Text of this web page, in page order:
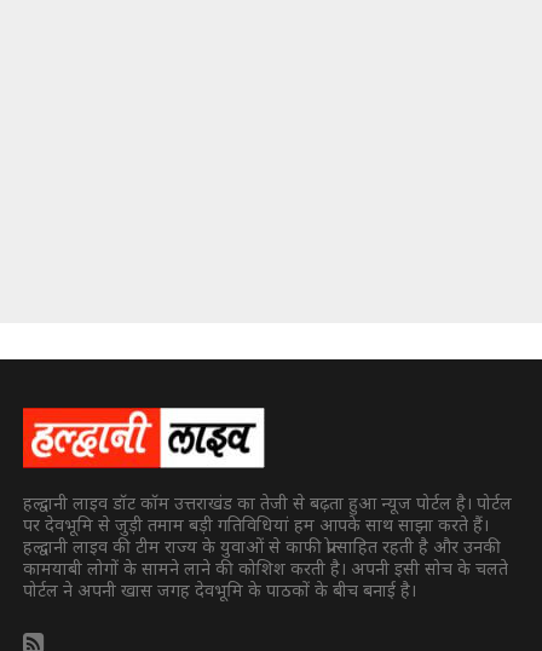
हल्द्वानी लाइव डॉट कॉम उत्तराखंड का तेजी से बढ़ता हुआ न्यूज पोर्टल है। पोर्टल
पर देवभूमि से जुड़ी तमाम बड़ी गतिविधियां हम आपके साथ साझा करते हैं।
हल्द्वानी लाइव की टीम राज्य के युवाओं से काफी प्रोत्साहित रहती है और उनकी
कामयाबी लोगों के सामने लाने की कोशिश करती है। अपनी इसी सोच के चलते
पोर्टल ने अपनी खास जगह देवभूमि के पाठकों के बीच बनाई है।